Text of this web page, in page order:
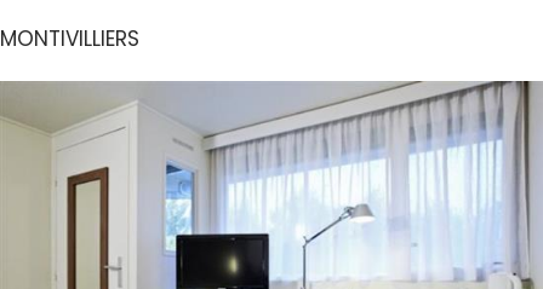
MONTIVILLIERS